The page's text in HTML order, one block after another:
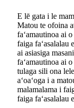
E lē gata i le
Matou te ofoina
faʻamautinoa ai
faiga faʻasalalau
ai asiasiga
faʻamautinoa ai
tulaga sili ona
aʻoaʻoga i a
malamalama i
faiga faʻasalalau